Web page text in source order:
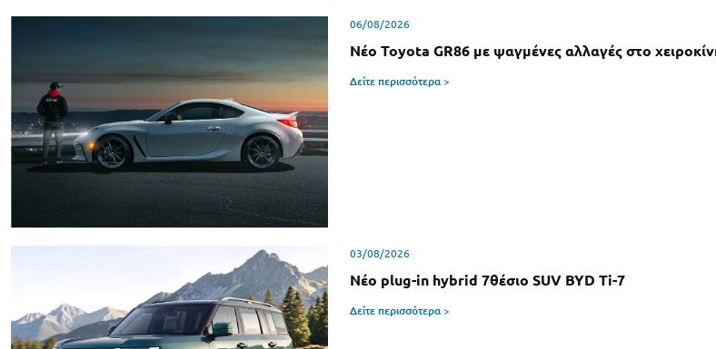
06/08/2026
Νέο Toyota GR86 με ψαγμένες αλλαγές στο
Δείτε περισσότερα >
03/08/2026
Νέο plug-in hybrid 7θέσιο SUV BYD Ti-7
Δείτε περισσότερα >